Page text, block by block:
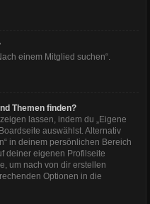
einem Mitglied suchen“.
Themen finden?
lassen, indem du „Eigene
auswählst. Alternativ
in deinem persönlichen Bereich
deiner eigenen Profilseite
um nach von dir erstellen
Optionen in die